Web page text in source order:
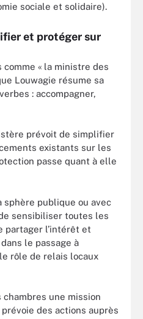
sociale et solidaire).
et protéger sur
« la ministre des
Louwagie résume sa
: accompagner,
prévoit de simplifier
existants sur les
passe quant à elle
sphère publique ou avec
de sensibiliser toutes les
partager l’intérêt et
le passage à
le rôle de relais locaux
chambres une mission
prévoie des actions auprès